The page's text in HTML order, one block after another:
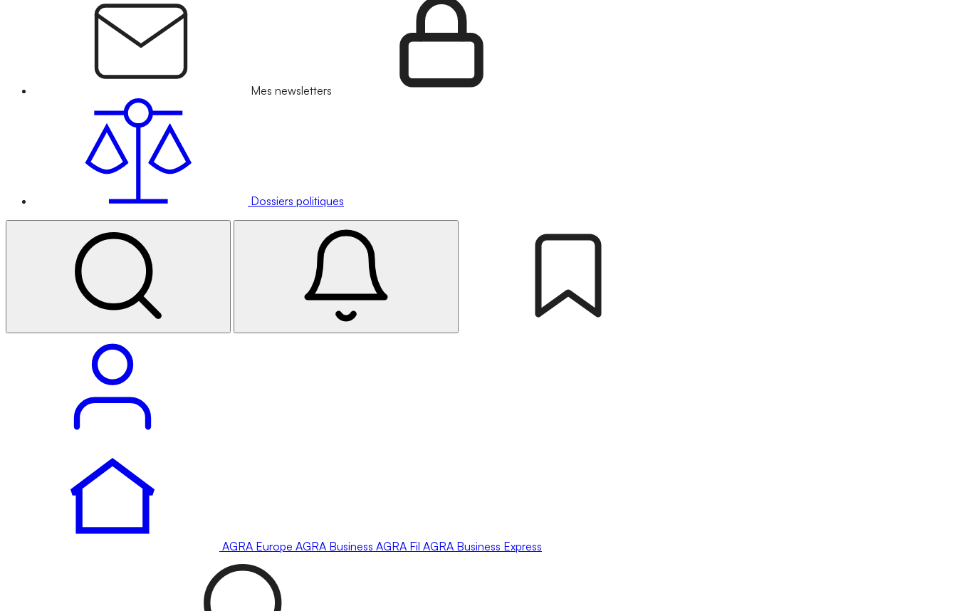
Mes newsletters
Dossiers politiques
AGRA Europe AGRA Business AGRA Fil AGRA Business Express